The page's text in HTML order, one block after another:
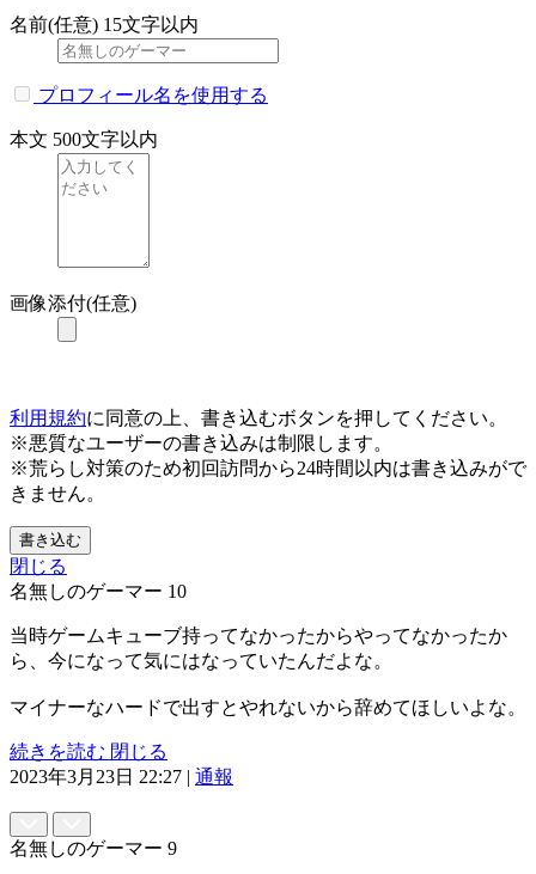
名前(任意) 15文字以内
プロフィール名を使用する
本文 500文字以内
画像添付(任意)
利用規約に同意の上、書き込むボタンを押してください。
※悪質なユーザーの書き込みは制限します。
※荒らし対策のため初回訪問から24時間以内は書き込みがで
きません。
書き込む
閉じる
名無しのゲーマー 10
当時ゲームキューブ持ってなかったからやってなかったか
ら、今になって気にはなっていたんだよな。
マイナーなハードで出すとやれないから辞めてほしいよな。
続きを読む 閉じる
2023年3月23日 22:27 | 通報
名無しのゲーマー 9